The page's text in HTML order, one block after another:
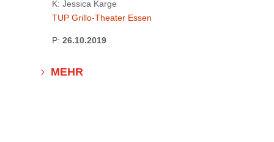
K: Jessica Karge
TUP Grillo-Theater Essen
P: 26.10.2019
MEHR